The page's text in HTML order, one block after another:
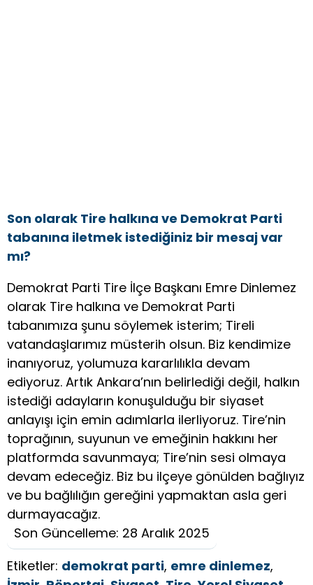
Son olarak Tire halkına ve Demokrat Parti
tabanına iletmek istediğiniz bir mesaj var
mı?
Demokrat Parti Tire İlçe Başkanı Emre Dinlemez
olarak Tire halkına ve Demokrat Parti
tabanımıza şunu söylemek isterim; Tireli
vatandaşlarımız müsterih olsun. Biz kendimize
inanıyoruz, yolumuza kararlılıkla devam
ediyoruz. Artık Ankara’nın belirlediği değil, halkın
istediği adayların konuşulduğu bir siyaset
anlayışı için emin adımlarla ilerliyoruz. Tire’nin
toprağının, suyunun ve emeğinin hakkını her
platformda savunmaya; Tire’nin sesi olmaya
devam edeceğiz. Biz bu ilçeye gönülden bağlıyız
ve bu bağlılığın gereğini yapmaktan asla geri
durmayacağız.
Son Güncelleme: 28 Aralık 2025
Etiketler: demokrat parti, emre dinlemez,